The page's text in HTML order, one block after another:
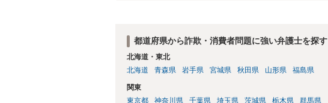
都道府県から詐欺・消費者問題に強い弁護士を探す
北海道・東北
北海道
青森県 岩手県 宮城県 秋田県 山形県 福島県
関東
東京都
神奈川県 千葉県 埼玉県 茨城県 栃木県 群馬県